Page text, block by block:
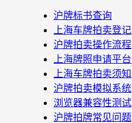
沪牌标书查询
上海车牌拍卖登记
沪牌拍卖操作流程
上海牌照申请平台
上海车牌拍卖须知
沪牌拍卖模拟系统
浏览器兼容性测试
沪牌拍牌常见问题